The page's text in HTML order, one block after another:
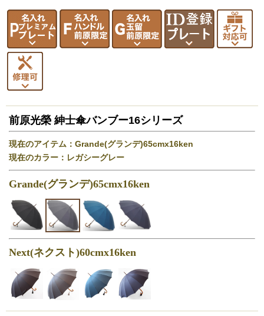
前原光榮 紳士傘バンブー16シリーズ
現在のアイテム：Grande(グランデ)65cmx16ken
現在のカラー：レガシーグレー
Grande(グランデ)65cmx16ken
Next(ネクスト)60cmx16ken